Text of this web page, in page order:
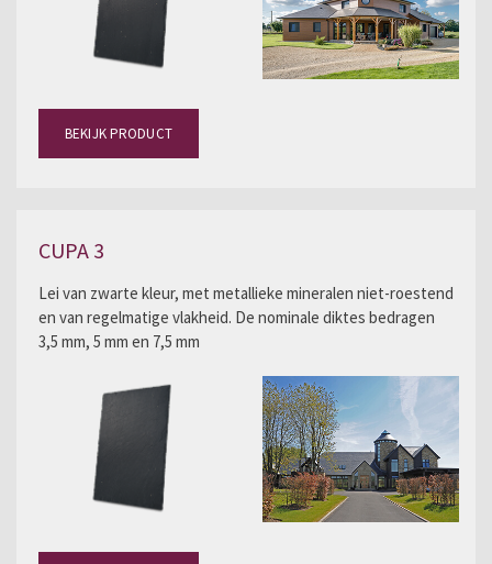
BEKIJK PRODUCT
CUPA 3
Lei van zwarte kleur, met metallieke mineralen niet-roestend
en van regelmatige vlakheid. De nominale diktes bedragen
3,5 mm, 5 mm en 7,5 mm